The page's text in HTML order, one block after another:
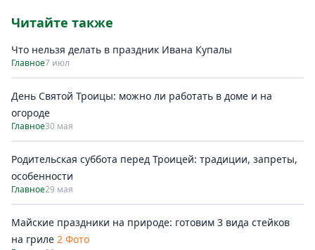
Читайте также
Что нельзя делать в праздник Ивана Купалы
Главное7 июл
День Святой Троицы: можно ли работать в доме и на
огороде
Главное30 мая
Родительская суббота перед Троицей: традиции, запреты,
особенности
Главное29 мая
Майские праздники на природе: готовим 3 вида стейков
на гриле 2 Фото